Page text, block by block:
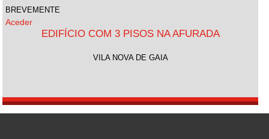
BREVEMENTE
Aceder
EDIFÍCIO COM 3 PISOS NA AFURADA
VILA NOVA DE GAIA